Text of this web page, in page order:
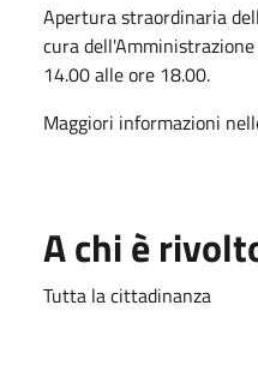
Apertura straordinaria
cura
14.00 alle ore 18.00.
Maggiori informazioni
A chi è
Tutta la cittadinanza